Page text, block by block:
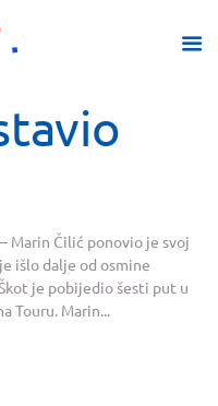
Marin Čilić ponovio je svoj
išlo dalje od osmine
je pobijedio šesti put u
Touru. Marin...